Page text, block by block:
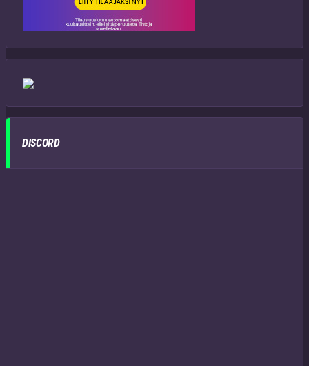
DISCORD